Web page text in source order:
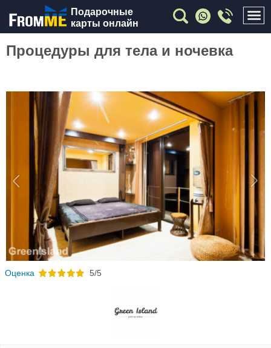
Подарочные
карты онлайн
Процедуры для тела и ночевка
Previous
Oценка 5/5